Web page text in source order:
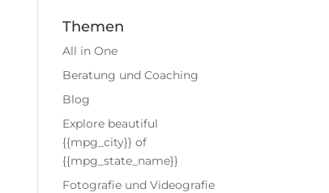
Themen
All in One
Beratung und Coaching
Blog
Explore beautiful
{{mpg_city}} of
{{mpg_state_name}}
Fotografie und Videografie